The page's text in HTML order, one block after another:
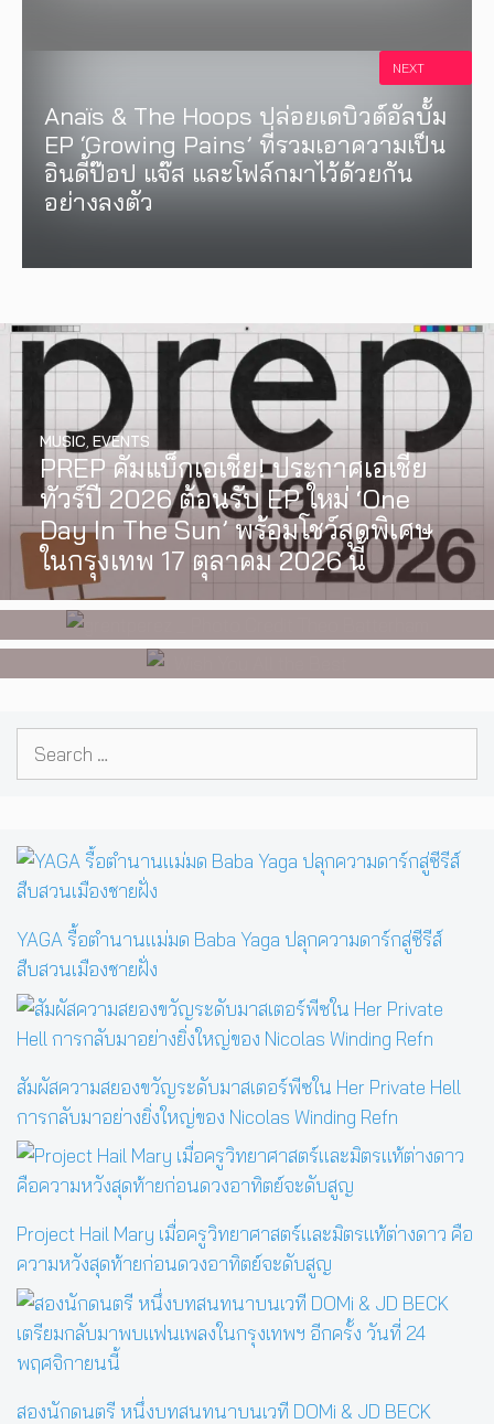
Anaïs & The Hoops ปล่อยเดบิวต์อัลบั้ม
EP ‘Growing Pains’ ที่รวมเอาความเป็น
อินดี้ป๊อป แจ๊ส และโฟล์กมาไว้ด้วยกัน
อย่างลงตัว
NEXT
PREP คัมแบ็กเอเชีย! ประกาศเอเชีย
ทัวร์ปี 2026 ต้อนรับ EP ใหม่ ‘One
Day In The Sun’ พร้อมโชว์สุดพิเศษ
ในกรุงเทพ 17 ตุลาคม 2026 นี้
MUSIC EVENTS
[Exclusive Interview] grentperez
จากเด็กอายุ 12 ปีที่ร้องเพลงในห้อง
นอน สู่การแสดงคอนเสิร์ตต่อหน้าคน
นับหมื่น
INTERVIEW,MUSIC
I Wish You All the Best เรื่องราวของ
วัยรุ่นนอนไบนารี่ กับครอบครัวที่เขา
เลือกได้เอง ผลงานการกำกับ
ภาพยนตร์เรื่องแรกของ Tommy
Dorfman
WATCH,LGBTQIAN+
Search
YAGA รื้อตำนานแม่มด Baba Yaga ปลุกความดาร์กสู่ซีรีส์
สืบสวนเมืองชายฝั่ง
สัมผัสความสยองขวัญระดับมาสเตอร์พีซใน Her Private Hell
การกลับมาอย่างยิ่งใหญ่ของ Nicolas Winding Refn
Project Hail Mary เมื่อครูวิทยาศาสตร์และมิตรแท้ต่างดาว คือ
ความหวังสุดท้ายก่อนดวงอาทิตย์จะดับสูญ
สองนักดนตรี หนึ่งบทสนทนาบนเวที DOMi & JD BECK